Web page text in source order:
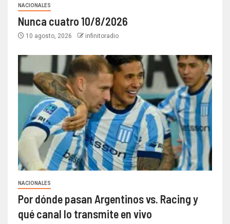
NACIONALES
Nunca cuatro 10/8/2026
10 agosto, 2026 infinitoradio
NACIONALES
Por dónde pasan Argentinos vs. Racing y
qué canal lo transmite en vivo